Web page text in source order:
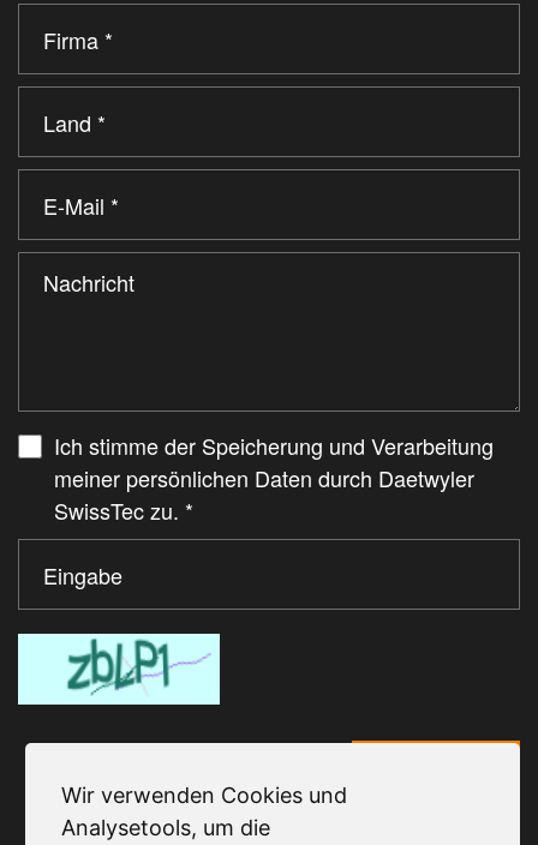
Wir verwenden Cookies und
Analysetools, um die
Ich stimme der Speicherung und Verarbeitung
meiner persönlichen Daten durch Daetwyler
SwissTec zu. *